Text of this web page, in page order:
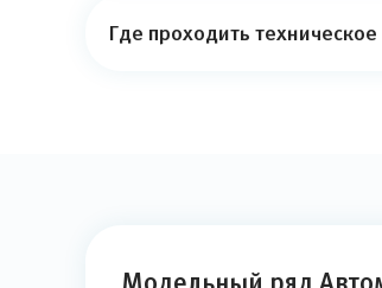
Где проходить
Модельный ряд